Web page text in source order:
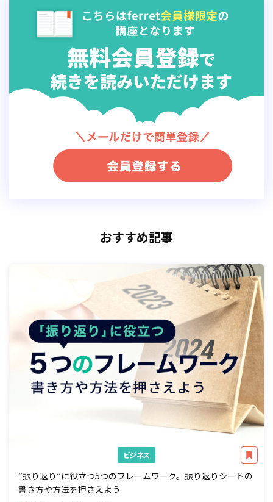
キャンペーン目的の選び方｜Twitterビジネス
の認知度を上げたい場合や
おすすめ記事
ビジネス
“振り返り”に役立つ5つのフレームワーク。振り返りシートの
書き方や方法を押さえよう